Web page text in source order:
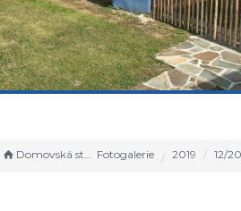
Domovská stránka Fotogalerie 2019 12/2019 -